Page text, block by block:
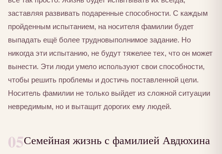
заставляя развивать подаренные способности. С каждым
пройденным испытанием, на носителя фамилии будет
выпадать ещё более трудновыполнимое задание. Но
никогда эти испытанию, не будут тяжелее тех, что он может
вынести. Эти люди умело используют свои способности,
чтобы решить проблемы и достичь поставленной цели.
Носитель фамилии не только выйдет из сложной ситуации
невредимым, но и вытащит дорогих ему людей.
05Семейная жизнь с фамилией Авдюхина